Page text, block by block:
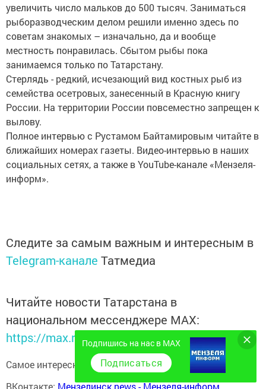
увеличить число мальков до 500 тысяч. Заниматься
рыборазводческим делом решили именно здесь по
советам знакомых – изначально, да и вообще
местность понравилась. Сбытом рыбы пока
занимаемся только по Татарстану.
Стерлядь - редкий, исчезающий вид костных рыб из
семейства осетровых, занесенный в Красную книгу
России. На территории России повсеместно запрещен к
вылову.
Полное интервью с Рустамом Байтамировым читайте в
ближайших номерах газеты. Видео-интервью в наших
социальных сетях, а также в YouTube-канале «Мензеля-
информ».
Следите за самым важным и интересным в
Telegram-канале Татмедиа
Читайте новости Татарстана в
национальном мессенджере MАХ:
https://max.ru/tatmedia
Самое интересное в наших социальных сетях:
ВКонтакте: Мензелинск news - Мензеля-информ
Подпишись на нас в MAX
Подписаться